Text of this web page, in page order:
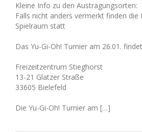
Kleine Info zu den Austragungsorten:
Falls nicht anders vermerkt finden die
Spielraum statt
Das Yu-Gi-Oh! Turnier am 26.01.
Freizeitzentrum Stieghorst
13-21 Glatzer Straße
33605 Bielefeld
Die Yu-Gi-Oh! Turnier am […]